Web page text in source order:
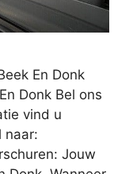
En Donk
Donk Bel ons
vind u
naar:
Jouw